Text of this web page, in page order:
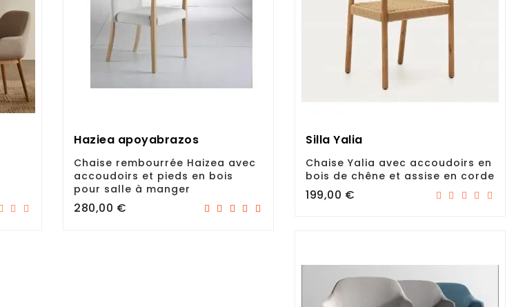
Haziea apoyabrazos
Chaise rembourrée Haizea avec
accoudoirs et pieds en bois
pour salle à manger
Prix
280,00 €
Silla Yalia
Chaise Yalia avec accoudoirs en
bois de chêne et assise en corde
Prix
199,00 €